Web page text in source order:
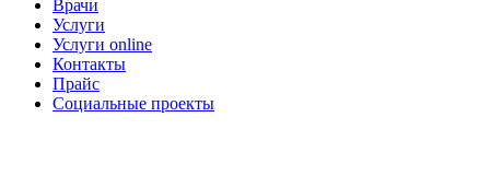
Врачи
Услуги
Услуги online
Контакты
Прайс
Социальные проекты